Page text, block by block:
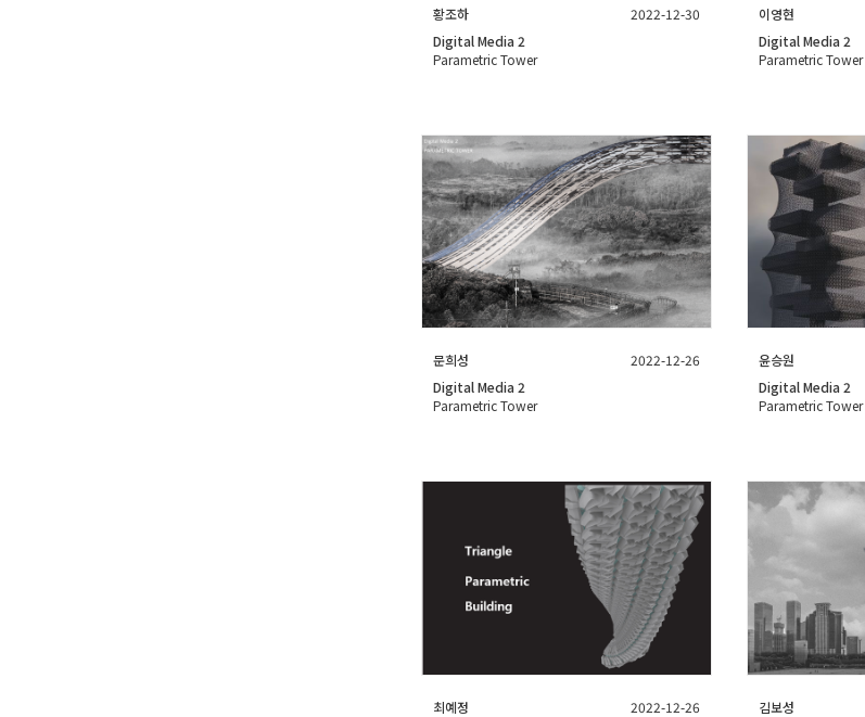
황조하
2022-12-30
Digital Media 2
Parametric Tower
이영현
Digital Media 2
Parametric Tower
문희성
2022-12-26
Digital Media 2
Parametric Tower
윤승원
Digital Media 2
Parametric Tower
최예정
2022-12-26
김보성